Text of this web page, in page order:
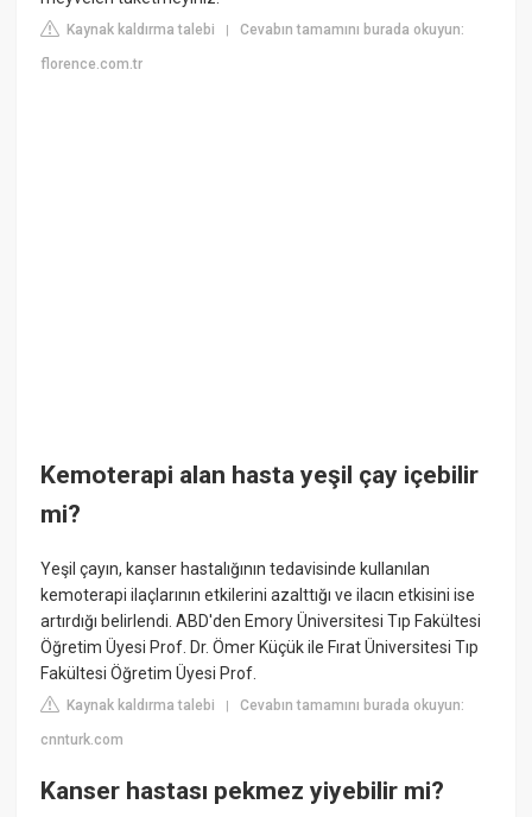
Kaynak kaldırma talebi |Cevabın tamamını burada okuyun:
florence.com.tr
Kemoterapi alan hasta yeşil çay içebilir
mi?
Yeşil çayın, kanser hastalığının tedavisinde kullanılan
kemoterapi ilaçlarının etkilerini azalttığı ve ilacın etkisini ise
artırdığı belirlendi. ABD'den Emory Üniversitesi Tıp Fakültesi
Öğretim Üyesi Prof. Dr. Ömer Küçük ile Fırat Üniversitesi Tıp
Fakültesi Öğretim Üyesi Prof.
Kaynak kaldırma talebi |Cevabın tamamını burada okuyun:
cnnturk.com
Kanser hastası pekmez yiyebilir mi?